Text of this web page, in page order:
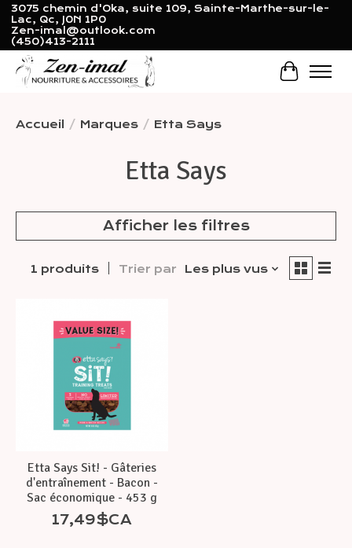
3075 chemin d'Oka, suite 109, Sainte-Marthe-sur-le-
Lac, Qc, J0N 1P0
Zen-imal@outlook.com
(450)413-2111
Panier
Accueil / Marques / Etta Says
Etta Says
Afficher les filtres
1 produits Trier par Les plus vus
Etta Says Sit! - Gâteries
d'entraînement - Bacon -
Sac économique - 453 g
17,49$CA